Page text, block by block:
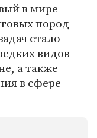
в мире
пород
стало
видов
а также
в сфере